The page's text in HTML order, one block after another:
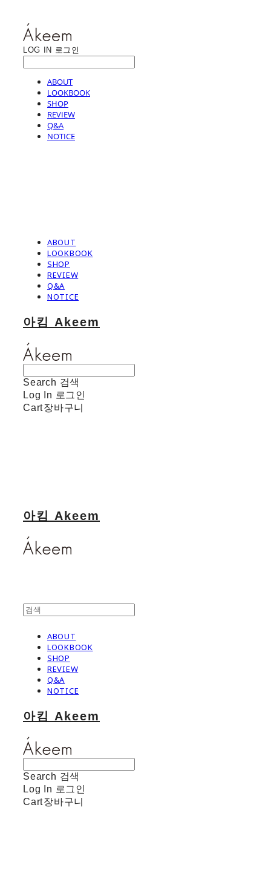
LOG IN 로그인
ABOUT
LOOKBOOK
SHOP
REVIEW
Q&A
NOTICE
ABOUT
LOOKBOOK
SHOP
REVIEW
Q&A
NOTICE
아킴 Akeem
Search 검색
Log In 로그인
Cart장바구니
아킴 Akeem
ABOUT
LOOKBOOK
SHOP
REVIEW
Q&A
NOTICE
아킴 Akeem
Search 검색
Log In 로그인
Cart장바구니